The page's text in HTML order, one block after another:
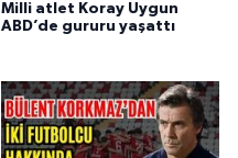
Milli atlet Koray Uygun
ABD’de gururu yaşattı